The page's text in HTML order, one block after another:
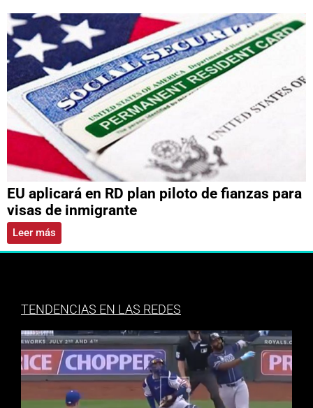
EU aplicará en RD plan piloto de fianzas para
visas de inmigrante
Leer más
TENDENCIAS EN LAS REDES